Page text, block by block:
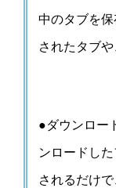
中のタブを
されたタブ
●ダウンロー
ンロードし
されるだけ